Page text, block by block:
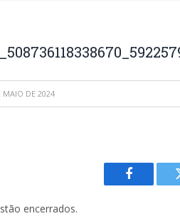
MAIO DE 2024
Facebook
encerrados.